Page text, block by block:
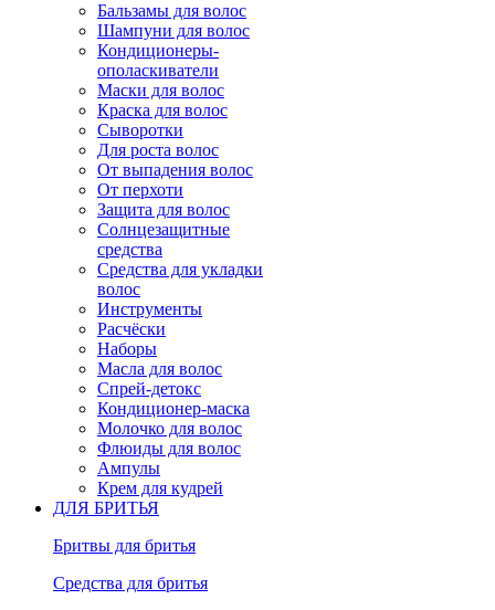
Бальзамы для волос
Шампуни для волос
Кондиционеры-
ополаскиватели
Маски для волос
Краска для волос
Сыворотки
Для роста волос
От выпадения волос
От перхоти
Защита для волос
Солнцезащитные
средства
Средства для укладки
волос
Инструменты
Расчёски
Наборы
Масла для волос
Спрей-детокс
Кондиционер-маска
Молочко для волос
Флюиды для волос
Ампулы
Крем для кудрей
ДЛЯ БРИТЬЯ
Бритвы для бритья
Средства для бритья